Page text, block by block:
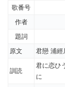
歌番号
作者
題詞
原文
君戀 浦經
訓読
君に恋ひ
に